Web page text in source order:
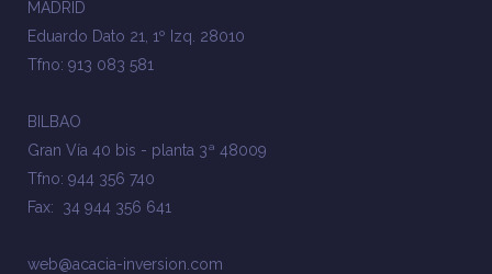
MADRID
Eduardo Dato 21, 1º Izq. 28010
Tfno: 913 083 581
BILBAO
Gran Vía 40 bis - planta 3ª 48009
Tfno: 944 356 740
Fax: 34 944 356 641
web@acacia-inversion.com